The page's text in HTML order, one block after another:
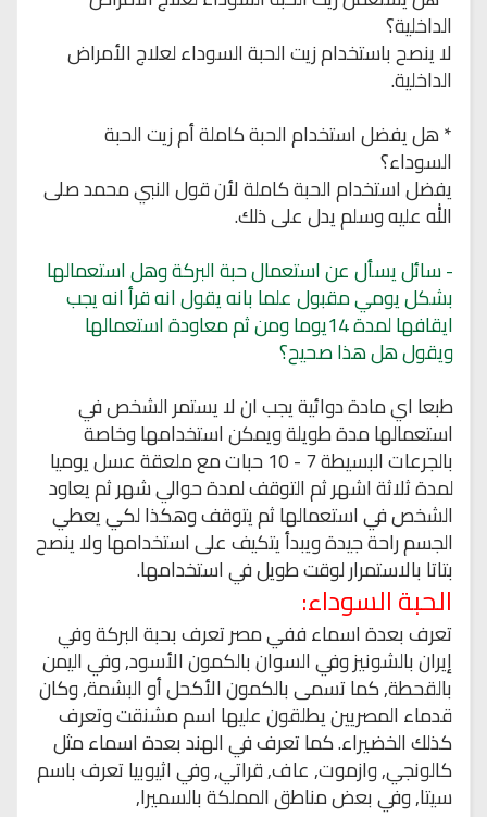
الداخلية؟
لا ينصح باستخدام زيت الحبة السوداء لعلاج الأمراض
الداخلية.
* هل يفضل استخدام الحبة كاملة أم زيت الحبة
السوداء؟
يفضل استخدام الحبة كاملة لأن قول النبي محمد صلى
الله عليه وسلم يدل على ذلك.
- سائليسأل عن استعمال حبة البركة وهل استعمالها
بشكل يومي مقبول علما بانه يقول انه قرأ انه يجب
ايقافها لمدة 14يوما ومن ثم معاودة استعمالها
ويقول هل هذا صحيح؟
طبعا اي مادة دوائية يجب ان لا يستمر الشخص في
استعمالها مدة طويلة ويمكن استخدامها وخاصة
بالجرعات البسيطة 7 - 10 حبات مع ملعقة عسل يوميا
لمدة ثلاثة اشهر ثم التوقف لمدة حوالي شهر ثم يعاود
الشخص في استعمالها ثم يتوقف وهكذا لكي يعطي
الجسم راحة جيدة ويبدأ يتكيف على استخدامها ولا ينصح
بتاتا بالاستمرار لوقت طويل في استخدامها.
الحبةالسوداء:
تعرف بعدة اسماء ففي مصر تعرف بحبة البركة وفي
إيران بالشونيز وفي السوان بالكمون الأسود, وفي اليمن
بالقحطة, كما تسمى بالكمون الأكحل أو البشمة, وكان
قدماء المصريين يطلقون عليها اسم مشنقت وتعرف
كذلك الخضيراء. كما تعرف في الهند بعدة اسماء مثل
كالونجي, وازموت, عاف, قراتي, وفي اثيوبيا تعرف باسم
سيتا, وفي بعض مناطق المملكة بالسميرا,